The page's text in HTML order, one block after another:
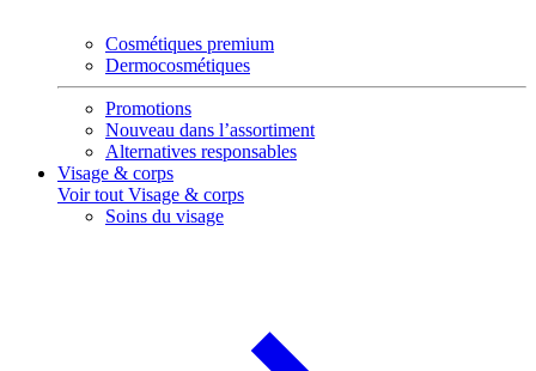
Cosmétiques premium
Dermocosmétiques
Promotions
Nouveau dans l’assortiment
Alternatives responsables
Visage & corps
Voir tout Visage & corps
Soins du visage